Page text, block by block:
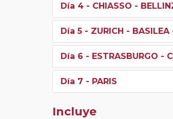
Día 4 - CHIASSO -
Día 5 - ZURICH - BASILEA
Día 6 - ESTRASBURGO -
Día 7 - PARIS
Incluye